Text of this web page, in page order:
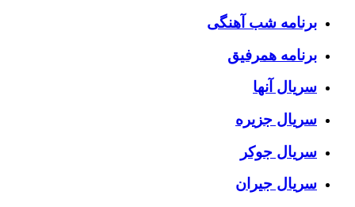
برنامه شب آهنگی
برنامه همرفیق
سریال آنها
سریال جزیره
سریال جوکر
سریال جیران